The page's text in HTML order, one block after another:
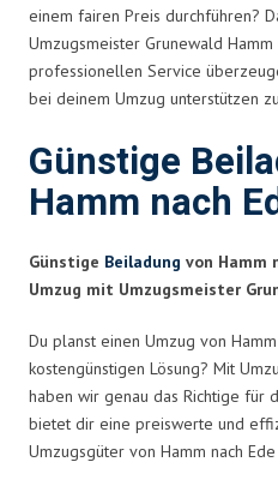
einem fairen Preis durchführen?
Umzugsmeister Grunewald
professionellen Service
bei deinem Umzug unterstützen
Günstige
Hamm nach
Günstige Beiladung von Hamm
Umzug mit Umzugsmeister
Du planst einen Umzug von
kostengünstigen Lösung? Mit
haben wir genau das Richtige für
bietet dir eine preiswerte und
Umzugsgüter von Hamm nach